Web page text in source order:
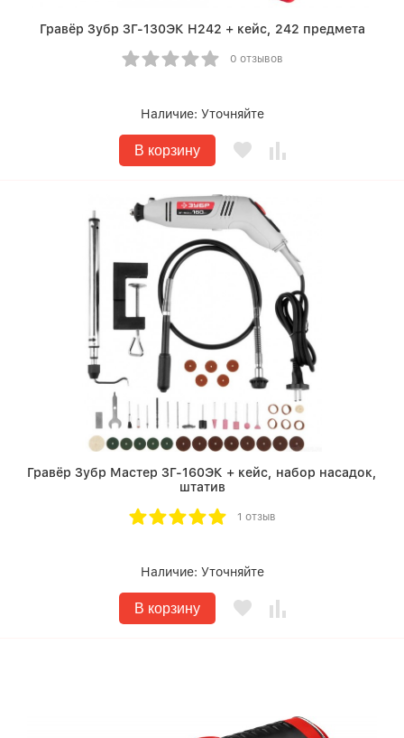
Гравёр Зубр ЗГ-130ЭК H242 + кейс, 242 предмета
0 отзывов
Наличие: Уточняйте
В корзину
Гравёр Зубр Мастер ЗГ-160ЭК + кейс, набор насадок,
штатив
1 отзыв
Наличие: Уточняйте
В корзину